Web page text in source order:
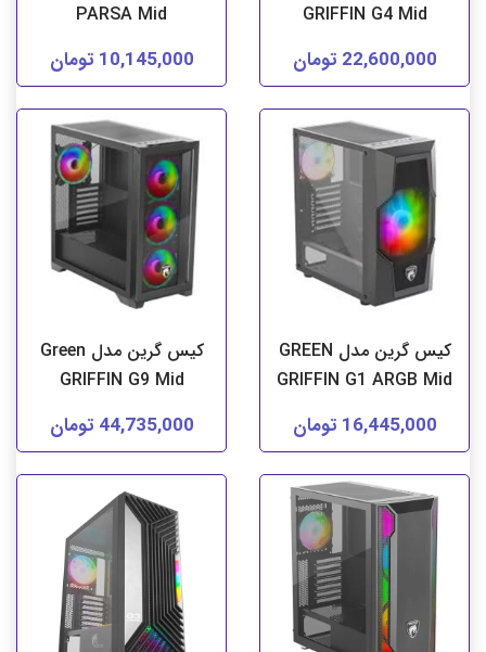
GRIFFIN G4 Mid
22,600,000 تومان
PARSA Mid
10,145,000 تومان
کیس گرین مدل GREEN
GRIFFIN G1 ARGB Mid
16,445,000 تومان
کیس گرین مدل Green
GRIFFIN G9 Mid
44,735,000 تومان